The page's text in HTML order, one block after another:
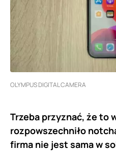
OLYMPUS DIGITAL CAMERA
Trzeba przyznać, że to
rozpowszechniło
firma nie jest sama w